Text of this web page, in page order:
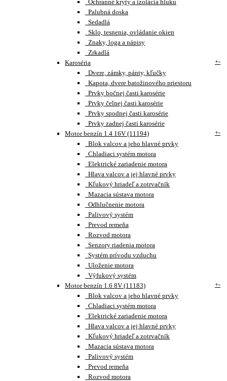
Ochranné kryty a izolácia hluku
Palubná doska
Sedadlá
Sklo, tesnenia, ovládanie okien
Znaky, loga a nápisy
Zrkadlá
Karoséria
+-
Dvere, zámky, pánty, kľučky
Kapota, dvere batožinového priestoru
Prvky bočnej časti karosérie
Prvky čelnej časti karosérie
Prvky spodnej časti karosérie
Prvky zadnej časti karosérie
Motor benzín 1.4 16V (11194)
+-
Blok valcov a jeho hlavné prvky
Chladiaci systém motora
Elektrické zariadenie motora
Hlava valcov a jej hlavné prvky
Kľukový hriadeľ a zotrvačník
Mazacia sústava motora
Odhlučnenie motora
Palivový systém
Prevod remeňa
Rozvod motora
Senzory riadenia motora
Systém prívodu vzduchu
Uloženie motora
Výfukový systém
Motor benzín 1.6 8V (11183)
+-
Blok valcov a jeho hlavné prvky
Chladiaci systém motora
Elektrické zariadenie motora
Hlava valcov a jej hlavné prvky
Kľukový hriadeľ a zotrvačník
Mazacia sústava motora
Palivový systém
Prevod remeňa
Rozvod motora